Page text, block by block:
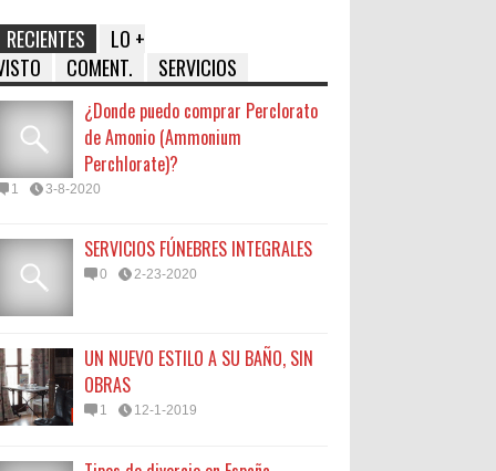
RECIENTES
LO +
COMENT. SERVICIOS
¿Donde puedo comprar Perclorato
de Amonio (Ammonium
Perchlorate)?
1 3-8-2020
SERVICIOS FÚNEBRES INTEGRALES
0 2-23-2020
UN NUEVO ESTILO A SU BAÑO, SIN
OBRAS
1 12-1-2019